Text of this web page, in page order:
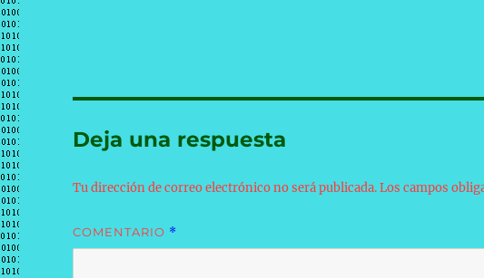
Deja una respuesta
Tu dirección de correo electrónico no será publicada.Los campos
COMENTARIO *